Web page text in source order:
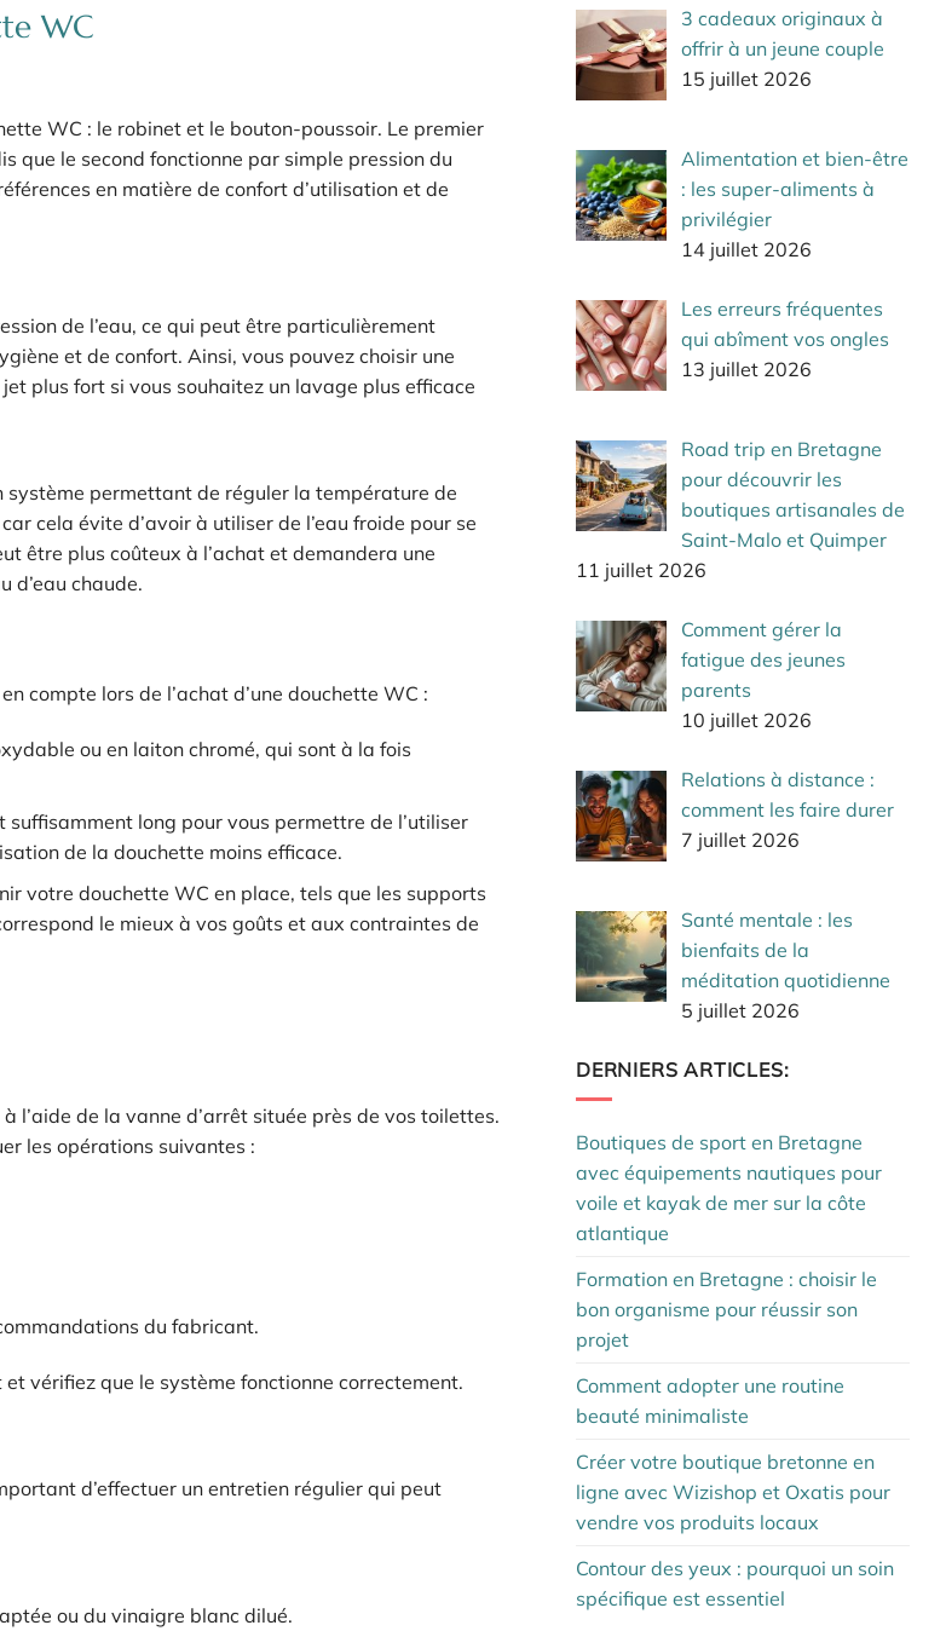
WC
WC : le robinet et le bouton-poussoir. Le premier
que le second fonctionne par simple pression du
en matière de confort d’utilisation et de
de l’eau, ce qui peut être particulièrement
et de confort. Ainsi, vous pouvez choisir une
plus fort si vous souhaitez un lavage plus efficace
système permettant de réguler la température de
car cela évite d’avoir à utiliser de l’eau froide pour se
être plus coûteux à l’achat et demandera une
d’eau chaude.
compte lors de l’achat d’une douchette WC :
ou en laiton chromé, qui sont à la fois
long pour vous permettre de l’utiliser
de la douchette moins efficace.
votre douchette WC en place, tels que les supports
le mieux à vos goûts et aux contraintes de
l’aide de la vanne d’arrêt située près de vos toilettes.
les opérations suivantes :
du fabricant.
vérifiez que le système fonctionne correctement.
d’effectuer un entretien régulier qui peut
ou du vinaigre blanc dilué.
3 cadeaux originaux à
offrir à un jeune couple
15 juillet 2026
Alimentation et bien-être
: les super-aliments à
privilégier
14 juillet 2026
Les erreurs fréquentes
qui abîment vos ongles
13 juillet 2026
Road trip en Bretagne
pour découvrir les
boutiques artisanales de
Saint-Malo et Quimper
11 juillet 2026
Comment gérer la
fatigue des jeunes
parents
10 juillet 2026
Relations à distance :
comment les faire durer
7 juillet 2026
Santé mentale : les
bienfaits de la
méditation quotidienne
5 juillet 2026
DERNIERS ARTICLES:
Boutiques de sport en Bretagne
avec équipements nautiques pour
voile et kayak de mer sur la côte
atlantique
Formation en Bretagne : choisir le
bon organisme pour réussir son
projet
Comment adopter une routine
beauté minimaliste
Créer votre boutique bretonne en
ligne avec Wizishop et Oxatis pour
vendre vos produits locaux
Contour des yeux : pourquoi un soin
spécifique est essentiel